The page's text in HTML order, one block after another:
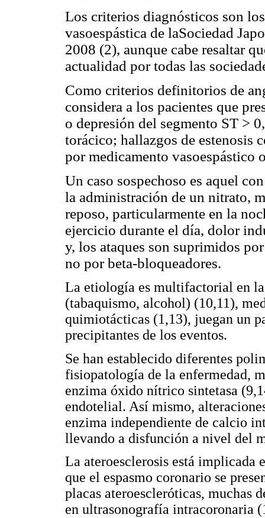
Los criterios diagnósticos son
vasoespástica de laSociedad
2008 (2), aunque cabe resaltar
actualidad por todas las
Como criterios definitorios de
considera a los pacientes que
o depresión del segmento ST >
torácico; hallazgos de estenosis
por medicamento vasoespástico
Un caso sospechoso es aquel
la administración de un nitrato,
reposo, particularmente en la
ejercicio durante el día, dolor
y, los ataques son suprimidos
no por beta-bloqueadores.
La etiología es multifactorial en
(tabaquismo, alcohol) (10,11),
quimiotácticas (1,13), juegan un
precipitantes de los eventos.
Se han establecido diferentes
fisiopatología de la enfermedad,
enzima óxido nítrico sintetasa
endotelial. Así mismo,
enzima independiente de calcio
llevando a disfunción a nivel del
La ateroesclerosis está implicada
que el espasmo coronario se
placas ateroescleróticas, muchas
en ultrasonografía intracoronaria